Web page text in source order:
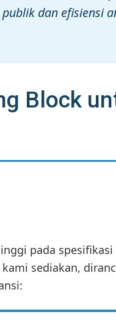
dan efisiensi
Block
pada
sediakan,